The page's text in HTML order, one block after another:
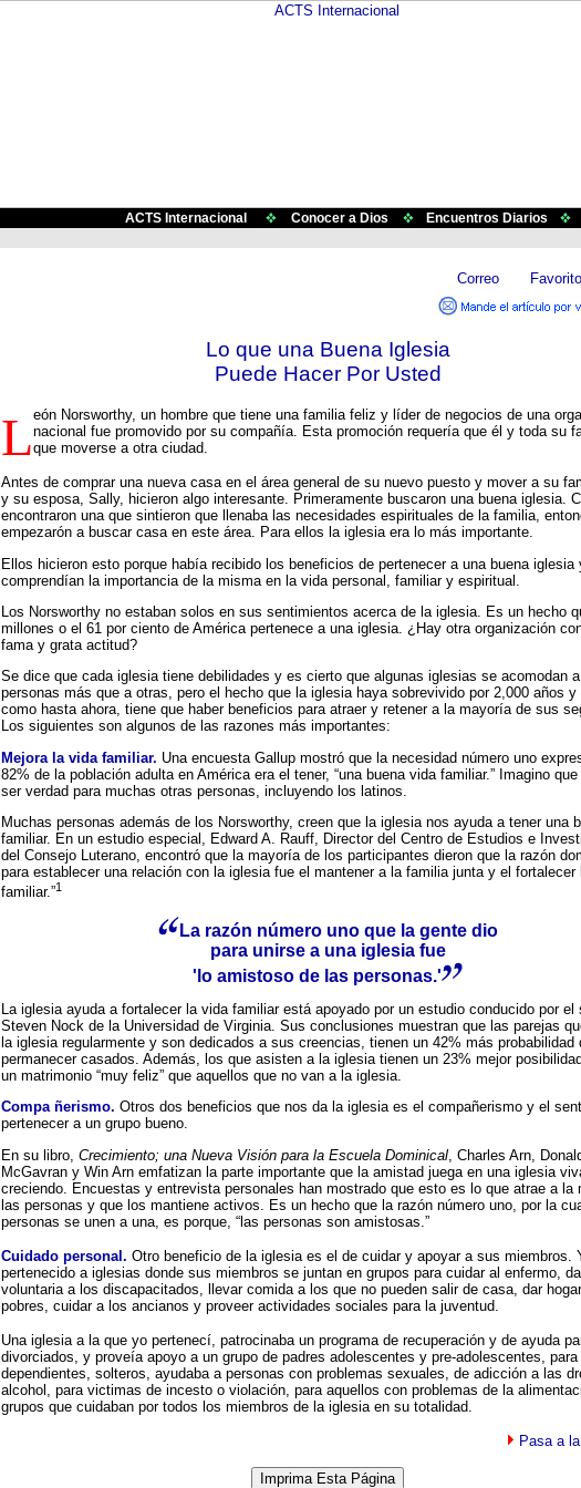
ACTS Internacional Conocer a Dios Encuentros Diarios
Lo que una Buena Iglesia
Puede Hacer Por Usted
León Norsworthy, un hombre que tiene una familia feliz y líder de negocios de una
nacional fue promovido por su compañía. Esta promoción requería que él y toda su
que moverse a otra ciudad.
Antes de comprar una nueva casa en el área general de su nuevo puesto y mover a su
y su esposa, Sally, hicieron algo interesante. Primeramente buscaron una buena iglesia.
encontraron una que sintieron que llenaba las necesidades espirituales de la familia,
empezarón a buscar casa en este área. Para ellos la iglesia era lo más importante.
Ellos hicieron esto porque había recibido los beneficios de pertenecer a una buena iglesia
comprendían la importancia de la misma en la vida personal, familiar y espiritual.
Los Norsworthy no estaban solos en sus sentimientos acerca de la iglesia. Es un hecho
millones o el 61 por ciento de América pertenece a una iglesia. ¿Hay otra organización
fama y grata actitud?
Se dice que cada iglesia tiene debilidades y es cierto que algunas iglesias se acomodan
personas más que a otras, pero el hecho que la iglesia haya sobrevivido por 2,000 años y
como hasta ahora, tiene que haber beneficios para atraer y retener a la mayoría de sus
Los siguientes son algunos de las razones más importantes:
Mejora la vida familiar. Una encuesta Gallup mostró que la necesidad número uno
82% de la población adulta en América era el tener, “una buena vida familiar.” Imagino
ser verdad para muchas otras personas, incluyendo los latinos.
Muchas personas además de los Norsworthy, creen que la iglesia nos ayuda a tener una
familiar. En un estudio especial, Edward A. Rauff, Director del Centro de Estudios e
del Consejo Luterano, encontró que la mayoría de los participantes dieron que la razón
para establecer una relación con la iglesia fue el mantener a la familia junta y el fortalecer
familiar.”1
La razón número uno que la gente dio
para unirse a una iglesia fue
'lo amistoso de las personas.'
La iglesia ayuda a fortalecer la vida familiar está apoyado por un estudio conducido por el
Steven Nock de la Universidad de Virginia. Sus conclusiones muestran que las parejas
la iglesia regularmente y son dedicados a sus creencias, tienen un 42% más probabilidad
permanecer casados. Además, los que asisten a la iglesia tienen un 23% mejor
un matrimonio “muy feliz” que aquellos que no van a la iglesia.
Compa ñerismo. Otros dos beneficios que nos da la iglesia es el compañerismo y el
pertenecer a un grupo bueno.
En su libro, Crecimiento; una Nueva Visión para la Escuela Dominical , Charles Arn,
McGavran y Win Arn emfatizan la parte importante que la amistad juega en una iglesia
creciendo. Encuestas y entrevista personales han mostrado que esto es lo que atrae a la
las personas y que los mantiene activos. Es un hecho que la razón número uno, por la
personas se unen a una, es porque, “las personas son amistosas.”
Cuidado personal. Otro beneficio de la iglesia es el de cuidar y apoyar a sus miembros.
pertenecido a iglesias donde sus miembros se juntan en grupos para cuidar al enfermo,
voluntaria a los discapacitados, llevar comida a los que no pueden salir de casa, dar
pobres, cuidar a los ancianos y proveer actividades sociales para la juventud.
Una iglesia a la que yo pertenecí, patrocinaba un programa de recuperación y de ayuda
divorciados, y proveía apoyo a un grupo de padres adolescentes y pre-adolescentes, para
dependientes, solteros, ayudaba a personas con problemas sexuales, de adicción a las
alcohol, para victimas de incesto o violación, para aquellos con problemas de la
grupos que cuidaban por todos los miembros de la iglesia en su totalidad.
Pasa a